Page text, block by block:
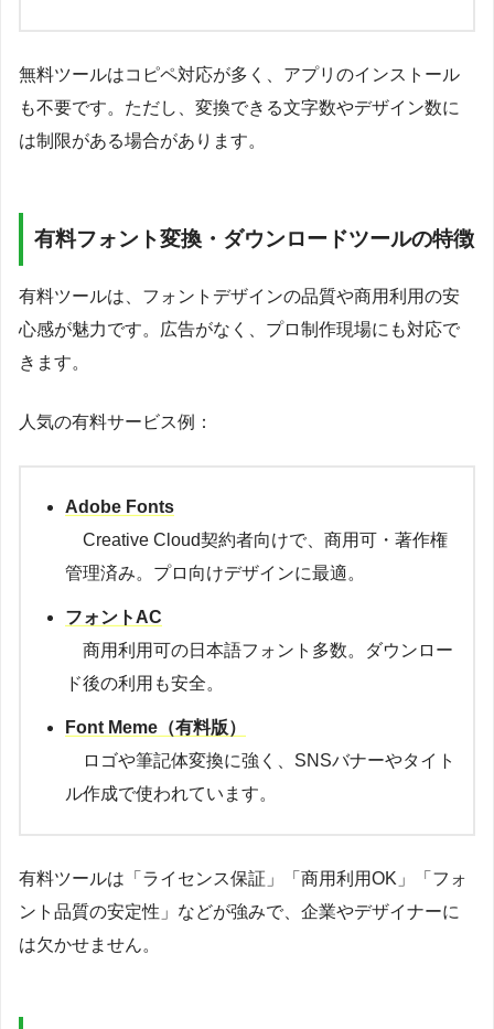
無料ツールはコピペ対応が多く、アプリのインストール
も不要です。ただし、変換できる文字数やデザイン数に
は制限がある場合があります。
有料フォント変換・ダウンロードツールの特徴
有料ツールは、フォントデザインの品質や商用利用の安
心感が魅力です。広告がなく、プロ制作現場にも対応で
きます。
人気の有料サービス例：
Adobe Fonts
Creative Cloud契約者向けで、商用可・著作権
管理済み。プロ向けデザインに最適。
フォントAC
商用利用可の日本語フォント多数。ダウンロー
ド後の利用も安全。
Font Meme（有料版）
ロゴや筆記体変換に強く、SNSバナーやタイト
ル作成で使われています。
有料ツールは「ライセンス保証」「商用利用OK」「フォ
ント品質の安定性」などが強みで、企業やデザイナーに
は欠かせません。